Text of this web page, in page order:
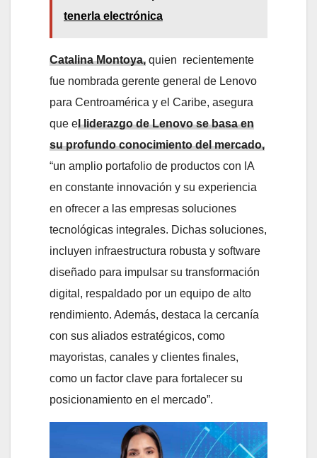
tenerla electrónica
Catalina Montoya, quien recientemente
fue nombrada gerente general de Lenovo
para Centroamérica y el Caribe, asegura
que el liderazgo de Lenovo se basa en
su profundo conocimiento del mercado,
“un amplio portafolio de productos con IA
en constante innovación y su experiencia
en ofrecer a las empresas soluciones
tecnológicas integrales. Dichas soluciones,
incluyen infraestructura robusta y software
diseñado para impulsar su transformación
digital, respaldado por un equipo de alto
rendimiento. Además, destaca la cercanía
con sus aliados estratégicos, como
mayoristas, canales y clientes finales,
como un factor clave para fortalecer su
posicionamiento en el mercado”.